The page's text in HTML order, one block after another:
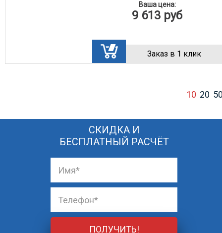
Ваша цена:
9 613 руб
Заказ в 1 клик
10 20
СКИДКА И
БЕСПЛАТНЫЙ РАСЧЁТ